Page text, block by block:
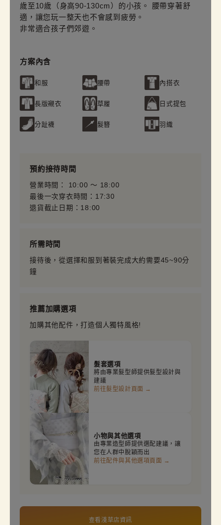
歲至10歲（身高90-130cm）的小孩。 腰帶穿著舒
適，讓您玩一整天也不會感到疲勞。
非常適合孩子們郊遊。
方案內含
和服 腰帶 內搭衣
長版襯衣 草履 日式提包
分趾襪 髮簪 羽織
預約接待時間
營業時間： 10:00 〜 18:00
最後一次穿衣時間：17:30
退貨截止日期：18:00
所需時間
接待後，從選擇和服到著裝完成大約需要45~90分
鐘
推薦加購選項
加購其他配件，打造個人獨特風格!
髮套選項
將由專業髮型師提供髮型設計與
建議
前往髮型設計頁面 →
小物與其他選項
由專業造型師提供選配建議，讓
您在人群中脫穎而出
前往配件與其他選項頁面 →
查看淺草店資訊